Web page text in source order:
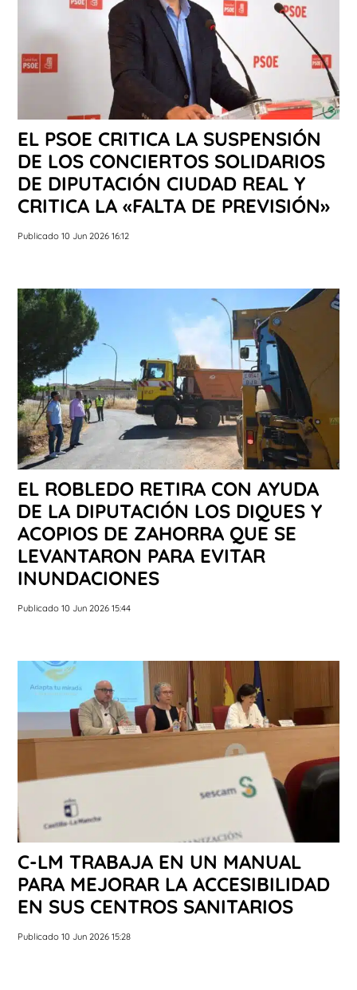
EL PSOE CRITICA LA SUSPENSIÓN
DE LOS CONCIERTOS SOLIDARIOS
DE DIPUTACIÓN CIUDAD REAL Y
CRITICA LA «FALTA DE PREVISIÓN»
Publicado 10 Jun 2026 16:12
EL ROBLEDO RETIRA CON AYUDA
DE LA DIPUTACIÓN LOS DIQUES Y
ACOPIOS DE ZAHORRA QUE SE
LEVANTARON PARA EVITAR
INUNDACIONES
Publicado 10 Jun 2026 15:44
C-LM TRABAJA EN UN MANUAL
PARA MEJORAR LA ACCESIBILIDAD
EN SUS CENTROS SANITARIOS
Publicado 10 Jun 2026 15:28